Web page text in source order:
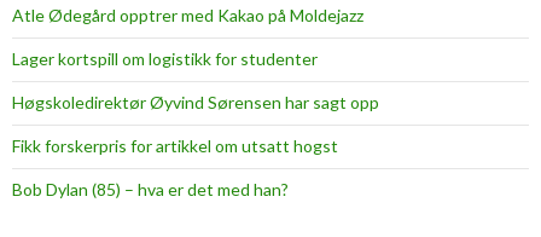
a
l
t
u
d
Atle Ødegård opptrer med Kakao på Moldejazz
Lager kortspill om logistikk for studenter
Høgskoledirektør Øyvind Sørensen har sagt opp
Fikk forskerpris for artikkel om utsatt hogst
Bob Dylan (85) – hva er det med han?